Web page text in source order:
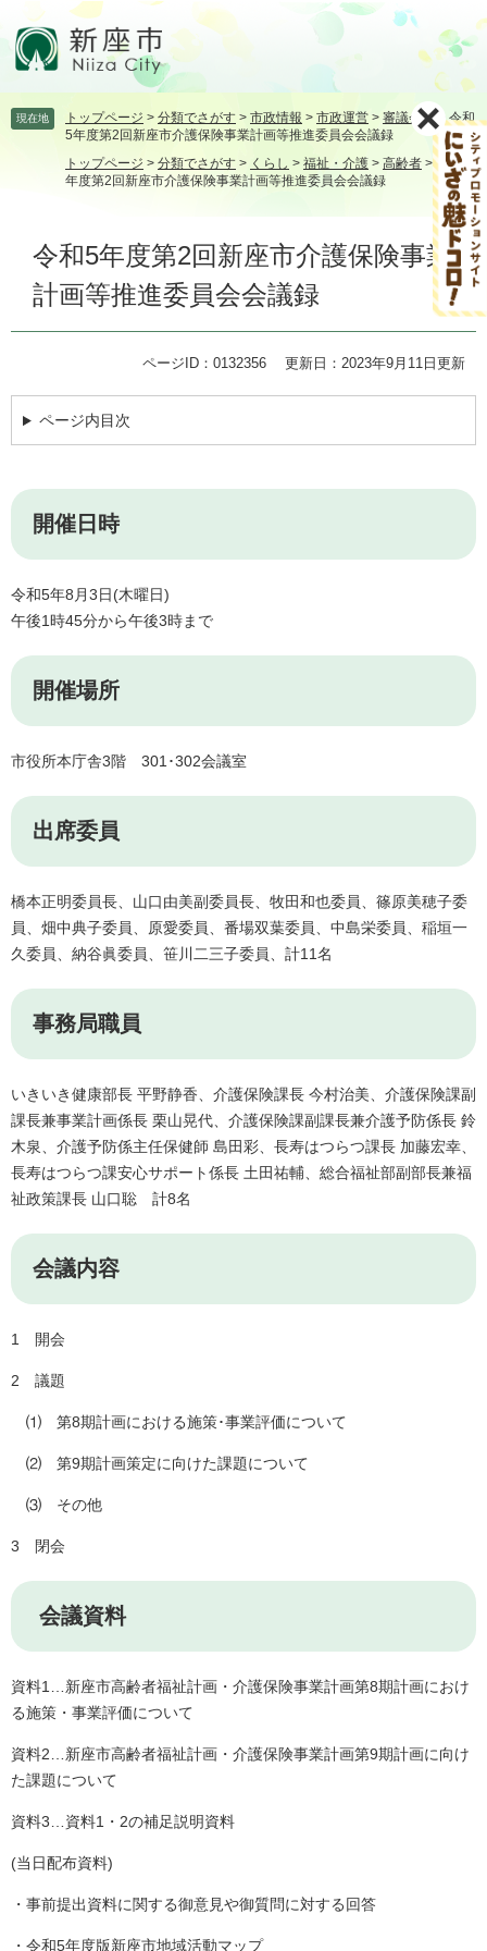
頭飛 現在地 トップページ > 分類でさがす > 市政情報 > 市政運営 > 審議会等>令和
5年度第2回新座市介護保険事業計画等推進委員会会議録
トップページ > 分類でさがす > くらし > 福祉・介護 > 高齢者 >令和5
年度第2回新座市介護保険事業計画等推進委員会会議録
令和5年度第2回新座市介護保険事業
計画等推進委員会会議録
ページID：0132356 更新日：2023年9月11日更新
ページ内目次
開催日時
令和5年8月3日(木曜日)
午後1時45分から午後3時まで
開催場所
市役所本庁舎3階 301･302会議室
出席委員
橋本正明委員長、山口由美副委員長、牧田和也委員、篠原美穂子委
員、畑中典子委員、原愛委員、番場双葉委員、中島栄委員、稲垣一
久委員、納谷眞委員、笹川二三子委員、計11名
事務局職員
いきいき健康部長 平野静香、介護保険課長 今村治美、介護保険課副
課長兼事業計画係長 栗山晃代、介護保険課副課長兼介護予防係長 鈴
木泉、介護予防係主任保健師 島田彩、長寿はつらつ課長 加藤宏幸、
長寿はつらつ課安心サポート係長 土田祐輔、総合福祉部副部長兼福
祉政策課長 山口聡 計8名
会議内容
1 開会
2 議題
⑴ 第8期計画における施策･事業評価について
⑵ 第9期計画策定に向けた課題について
⑶ その他
3 閉会
会議資料
資料1…新座市高齢者福祉計画・介護保険事業計画第8期計画におけ
る施策・事業評価について
資料2…新座市高齢者福祉計画・介護保険事業計画第9期計画に向け
た課題について
資料3…資料1・2の補足説明資料
(当日配布資料)
・事前提出資料に関する御意見や御質問に対する回答
・令和5年度版新座市地域活動マップ